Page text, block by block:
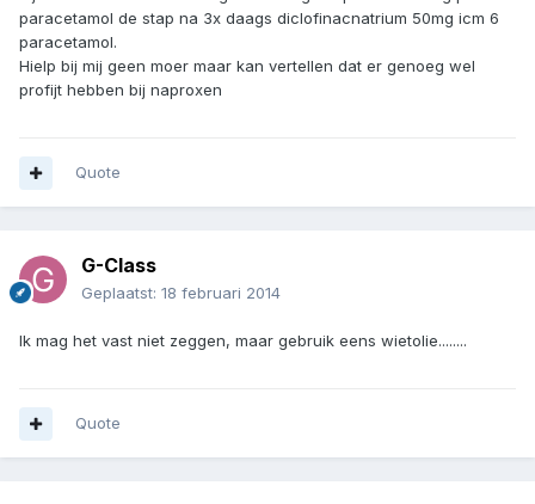
paracetamol de stap na 3x daags diclofinacnatrium 50mg icm 6
paracetamol.
Hielp bij mij geen moer maar kan vertellen dat er genoeg wel
profijt hebben bij naproxen
Quote
G-Class
Geplaatst: 18 februari 2014
Ik mag het vast niet zeggen, maar gebruik eens wietolie........
Quote